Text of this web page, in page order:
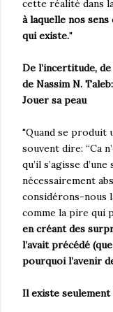
cette réalité dans
à laquelle nos
qui existe."
De l’incertitude,
de Nassim N.
Jouer sa peau
"Quand se produit
souvent dire: “Ca
qu’il s’agisse
nécessairement
considérons-nous
comme la pire qui
en créant des
l’avait précédé
pourquoi l’avenir
Il existe